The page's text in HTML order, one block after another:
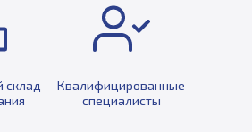
склад
Квалифицированные
специалисты